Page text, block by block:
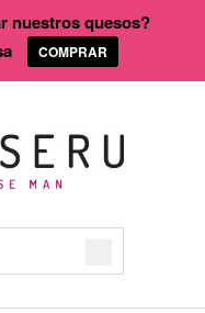
nuestros quesos?
COMPRAR